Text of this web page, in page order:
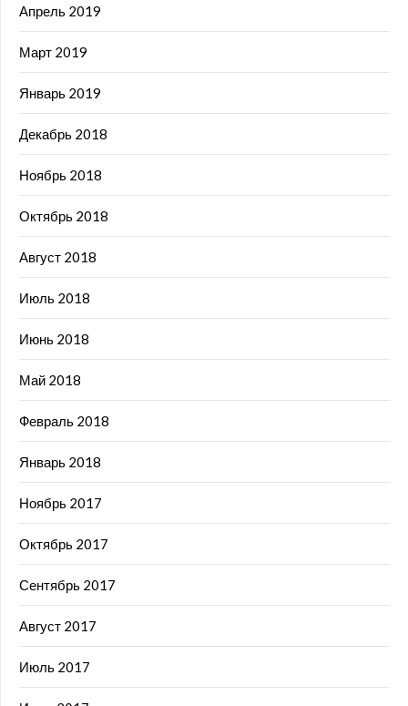
Апрель 2019
Март 2019
Январь 2019
Декабрь 2018
Ноябрь 2018
Октябрь 2018
Август 2018
Июль 2018
Июнь 2018
Май 2018
Февраль 2018
Январь 2018
Ноябрь 2017
Октябрь 2017
Сентябрь 2017
Август 2017
Июль 2017